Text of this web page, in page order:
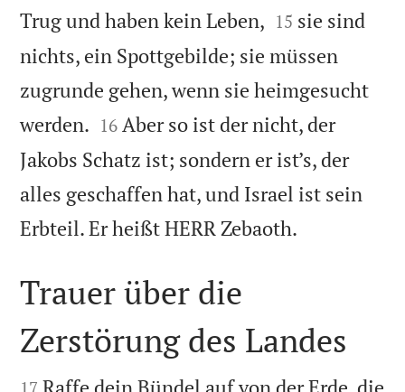
Trug und haben kein Leben, 

15 sie sind
nichts, ein Spottgebilde; sie müssen
zugrunde gehen, wenn sie heimgesucht
werden. 

16 Aber so ist der nicht, der
Jakobs Schatz ist; sondern er ist’s, der
alles geschaffen hat, und Israel ist sein
Erbteil. Er heißt HERR Zebaoth.
Trauer über die
Zerstörung des Landes
